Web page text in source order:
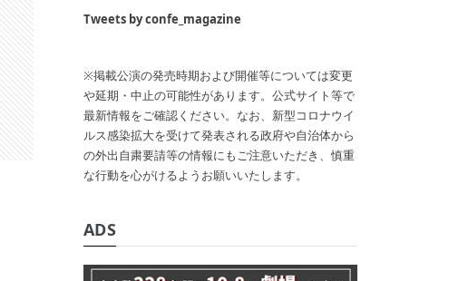
Tweets by confe_magazine
※掲載公演の発売時期および開催等については変更
や延期・中止の可能性があります。公式サイト等で
最新情報をご確認ください。なお、新型コロナウイ
ルス感染拡大を受けて発表される政府や自治体から
の外出自粛要請等の情報にもご注意いただき、慎重
な行動を心がけるようお願いいたします。
ADS